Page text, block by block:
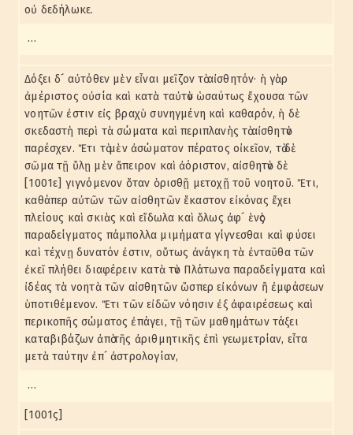
οὐ δεδήλωκε.
…
Δόξει δ´ αὐτόθεν μὲν εἶναι μεῖζον τὸ αἰσθητόν· ἡ γὰρ
ἀμέριστος οὐσία καὶ κατὰ ταὐτὸν ὡσαύτως ἔχουσα τῶν
νοητῶν ἐστιν εἰς βραχὺ συνηγμένη καὶ καθαρόν, ἡ δὲ
σκεδαστὴ περὶ τὰ σώματα καὶ περιπλανὴς τὸ αἰσθητὸν
παρέσχεν. Ἔτι τὸ μὲν ἀσώματον πέρατος οἰκεῖον, τὸ δὲ
σῶμα τῇ ὕλῃ μὲν ἄπειρον καὶ ἀόριστον, αἰσθητὸν δὲ
[1001ε] γιγνόμενον ὅταν ὁρισθῇ μετοχῇ τοῦ νοητοῦ. Ἔτι,
καθάπερ αὐτῶν τῶν αἰσθητῶν ἕκαστον εἰκόνας ἔχει
πλείους καὶ σκιὰς καὶ εἴδωλα καὶ ὅλως ἀφ´ ἑνὸς
παραδείγματος πάμπολλα μιμήματα γίγνεσθαι καὶ φύσει
καὶ τέχνῃ δυνατόν ἐστιν, οὕτως ἀνάγκη τὰ ἐνταῦθα τῶν
ἐκεῖ πλήθει διαφέρειν κατὰ τὸν Πλάτωνα παραδείγματα καὶ
ἰδέας τὰ νοητὰ τῶν αἰσθητῶν ὥσπερ εἰκόνων ἢ ἐμφάσεων
ὑποτιθέμενον. Ἔτι τῶν εἰδῶν νόησιν ἐξ ἀφαιρέσεως καὶ
περικοπῆς σώματος ἐπάγει, τῇ τῶν μαθημάτων τάξει
καταβιβάζων ἀπὸ τῆς ἀριθμητικῆς ἐπὶ γεωμετρίαν, εἶτα
μετὰ ταύτην ἐπ´ ἀστρολογίαν,
…
[1001ς]